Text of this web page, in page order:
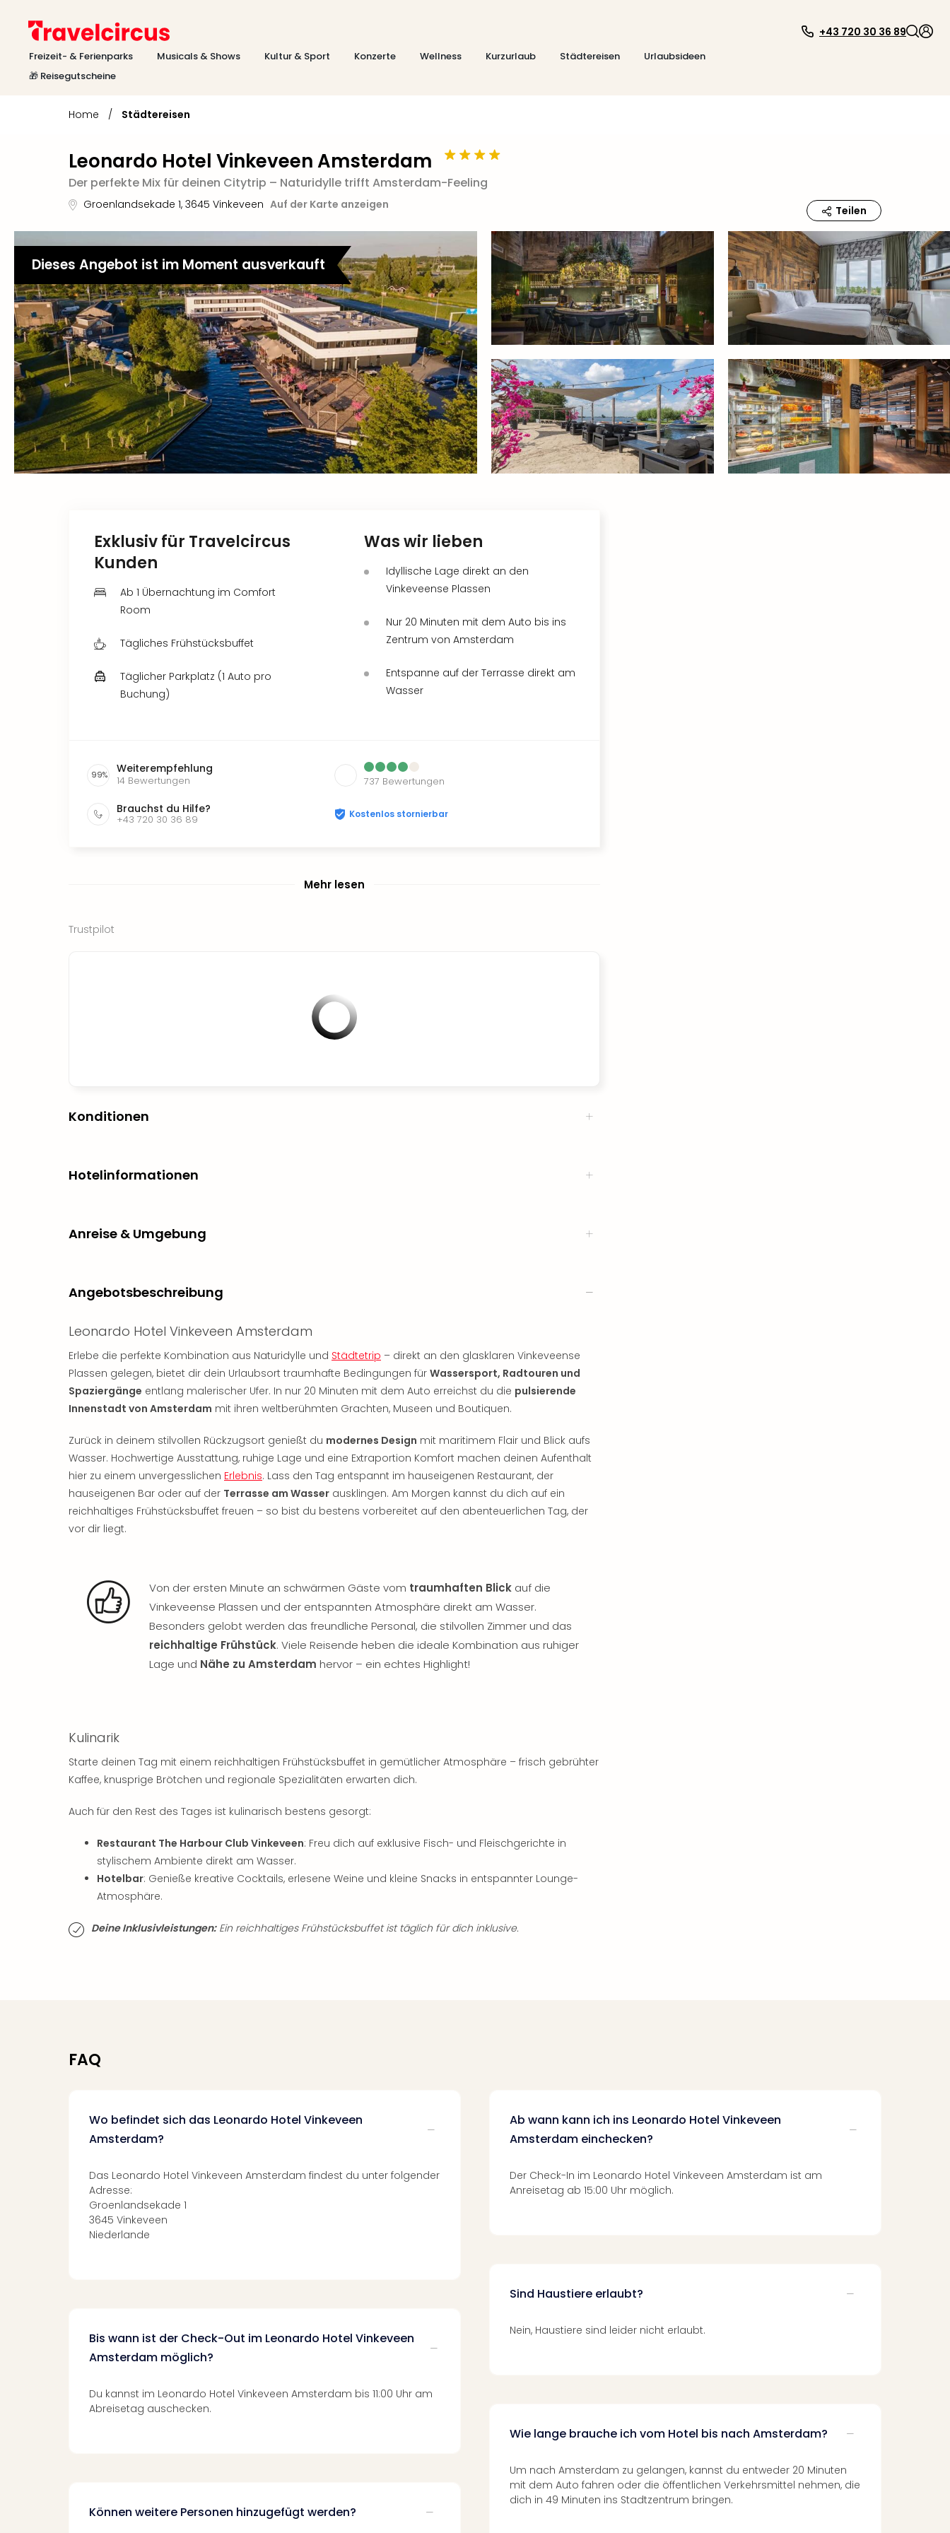
Freizeit- & Ferienparks Musicals & Shows Kultur & Sport Konzerte Wellness Kurzurlaub Städtereisen
Urlaubsideen
🎁 Reisegutscheine
+43 720 30 36 89
Home / Städtereisen
Leonardo Hotel Vinkeveen Amsterdam
Der perfekte Mix für deinen Citytrip – Naturidylle trifft Amsterdam-Feeling
Groenlandsekade 1, 3645 Vinkeveen Auf der Karte anzeigen Teilen
Dieses Angebot ist im Moment ausverkauft
Exklusiv für Travelcircus
Kunden
Ab 1 Übernachtung im Comfort
Room
Tägliches Frühstücksbuffet
Täglicher Parkplatz (1 Auto pro
Buchung)
Was wir lieben
Idyllische Lage direkt an den
Vinkeveense Plassen
Nur 20 Minuten mit dem Auto bis ins
Zentrum von Amsterdam
Entspanne auf der Terrasse direkt am
Wasser
99% Weiterempfehlung
14 Bewertungen 737 Bewertungen
Brauchst du Hilfe?
+43 720 30 36 89 Kostenlos stornierbar
Mehr lesen
Trustpilot
Konditionen
Hotelinformationen
Anreise & Umgebung
Angebotsbeschreibung
Leonardo Hotel Vinkeveen Amsterdam
Erlebe die perfekte Kombination aus Naturidylle und Städtetrip – direkt an den glasklaren Vinkeveense
Plassen gelegen, bietet dir dein Urlaubsort traumhafte Bedingungen für Wassersport, Radtouren und
Spaziergänge entlang malerischer Ufer. In nur 20 Minuten mit dem Auto erreichst du die pulsierende
Innenstadt von Amsterdam mit ihren weltberühmten Grachten, Museen und Boutiquen.
Zurück in deinem stilvollen Rückzugsort genießt du modernes Design mit maritimem Flair und Blick aufs
Wasser. Hochwertige Ausstattung, ruhige Lage und eine Extraportion Komfort machen deinen Aufenthalt
hier zu einem unvergesslichen Erlebnis. Lass den Tag entspannt im hauseigenen Restaurant, der
hauseigenen Bar oder auf der Terrasse am Wasser ausklingen. Am Morgen kannst du dich auf ein
reichhaltiges Frühstücksbuffet freuen – so bist du bestens vorbereitet auf den abenteuerlichen Tag, der
vor dir liegt.
Von der ersten Minute an schwärmen Gäste vom traumhaften Blick auf die
Vinkeveense Plassen und der entspannten Atmosphäre direkt am Wasser.
Besonders gelobt werden das freundliche Personal, die stilvollen Zimmer und das
reichhaltige Frühstück. Viele Reisende heben die ideale Kombination aus ruhiger
Lage und Nähe zu Amsterdam hervor – ein echtes Highlight!
Kulinarik
Starte deinen Tag mit einem reichhaltigen Frühstücksbuffet in gemütlicher Atmosphäre – frisch gebrühter
Kaffee, knusprige Brötchen und regionale Spezialitäten erwarten dich.
Auch für den Rest des Tages ist kulinarisch bestens gesorgt:
Restaurant The Harbour Club Vinkeveen: Freu dich auf exklusive Fisch- und Fleischgerichte in
stylischem Ambiente direkt am Wasser.
Hotelbar: Genieße kreative Cocktails, erlesene Weine und kleine Snacks in entspannter Lounge-
Atmosphäre.
Deine Inklusivleistungen:Ein reichhaltiges Frühstücksbuffet ist täglich für dich inklusive.
FAQ
Wo befindet sich das Leonardo Hotel Vinkeveen
Amsterdam?
Das Leonardo Hotel Vinkeveen Amsterdam findest du unter folgender
Adresse:
Groenlandsekade 1
3645 Vinkeveen
Niederlande
Bis wann ist der Check-Out im Leonardo Hotel Vinkeveen
Amsterdam möglich?
Du kannst im Leonardo Hotel Vinkeveen Amsterdam bis 11:00 Uhr am
Abreisetag auschecken.
Können weitere Personen hinzugefügt werden?
Ab wann kann ich ins Leonardo Hotel Vinkeveen
Amsterdam einchecken?
Der Check-In im Leonardo Hotel Vinkeveen Amsterdam ist am
Anreisetag ab 15:00 Uhr möglich.
Sind Haustiere erlaubt?
Nein, Haustiere sind leider nicht erlaubt.
Wie lange brauche ich vom Hotel bis nach Amsterdam?
Um nach Amsterdam zu gelangen, kannst du entweder 20 Minuten
mit dem Auto fahren oder die öffentlichen Verkehrsmittel nehmen, die
dich in 49 Minuten ins Stadtzentrum bringen.